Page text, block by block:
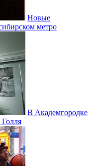
Новые
метро
В Академгородке